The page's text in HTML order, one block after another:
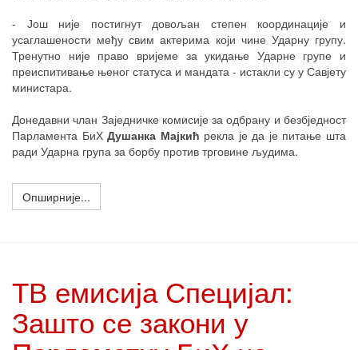
- Још није постигнут довољан степен координације и
усаглашености међу свим актерима који чине Ударну групу.
Тренутно није право вријеме за укидање Ударне групе и
преиспитивање њеног статуса и мандата - истакли су у Савјету
министара.
Донедавни члан Заједничке комисије за одбрану и безбједност
Парламента БиХДушанка Мајкић рекла је да је питање шта
ради Ударна група за борбу против трговине људима.
Опширније...
ТВ емисија Специјал:
Зашто се закони у